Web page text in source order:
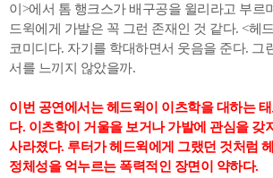
이>에서 톰 행크스가 배구공을 윌리라고 부르
드윅에게 가발은 꼭 그런 존재인 것 같다. <헤
코미디다. 자기를 학대하면서 웃음을 준다. 그
서를 느끼지 않았을까.
이번 공연에서는 헤드윅이 이츠학을 대하는
다. 이츠학이 거울을 보거나 가발에 관심을 갖
사라졌다. 루터가 헤드윅에게 그랬던 것처럼
정체성을 억누르는 폭력적인 장면이 약하다.